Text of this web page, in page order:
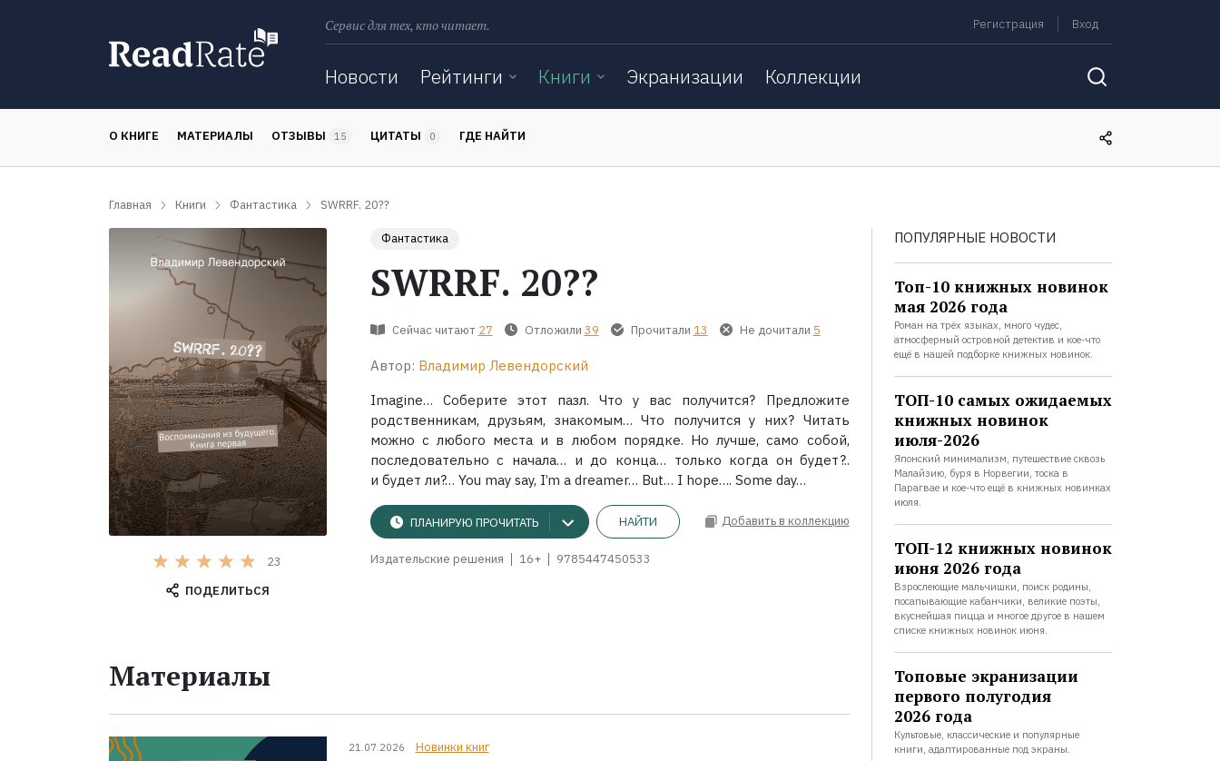
Сервис для тех, кто читает. Регистрация Вход
Новости Рейтинги Книги Экранизации Коллекции
О КНИГЕ МАТЕРИАЛЫ ОТЗЫВЫ 15 ЦИТАТЫ 0 ГДЕ НАЙТИ
Главная Книги Фантастика SWRRF. 20??
23
ПОДЕЛИТЬСЯ
Фантастика
SWRRF. 20??
Сейчас читают 27 Отложили 39 Прочитали 13 Не дочитали 5
Автор: Владимир Левендорский
Imagine… Соберите этот пазл. Что у вас получится? Предложите
родственникам, друзьям, знакомым… Что получится у них? Читать
можно с любого места и в любом порядке. Но лучше, само собой,
последовательно с начала… и до конца… только когда он будет?..
и будет ли?… You may say, I’m a dreamer… But… I hope…. Some day…
ПЛАНИРУЮ ПРОЧИТАТЬ НАЙТИ Добавить в коллекцию
Издательские решения 16+ 9785447450533
Материалы
21.07.2026 Новинки книг
ПОПУЛЯРНЫЕ НОВОСТИ
Топ-10 книжных новинок
мая 2026 года
Роман на трёх языках, много чудес,
атмосферный островной детектив и кое-что
ещё в нашей подборке книжных новинок.
ТОП-10 самых ожидаемых
книжных новинок
июля-2026
Японский минимализм, путешествие сквозь
Малайзию, буря в Норвегии, тоска в
Парагвае и кое-что ещё в книжных новинках
июля.
ТОП-12 книжных новинок
июня 2026 года
Взрослеющие мальчишки, поиск родины,
посапывающие кабанчики, великие поэты,
вкуснейшая пицца и многое другое в нашем
списке книжных новинок июня.
Топовые экранизации
первого полугодия
2026 года
Культовые, классические и популярные
книги, адаптированные под экраны.